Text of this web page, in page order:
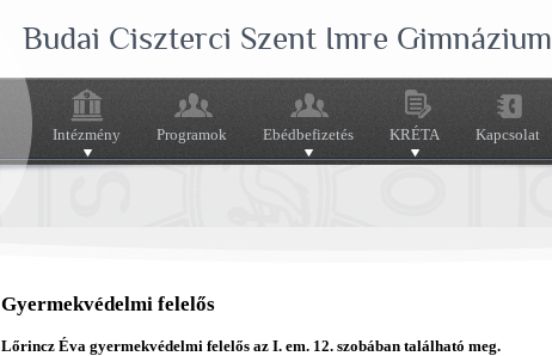
Budai Ciszterci Szent Imre Gimnázium
Intézmény Programok Ebédbefizetés KRÉTA Kapcsolat
Gyermekvédelmi felelős
Lőrincz Éva gyermekvédelmi felelős az I. em. 12. szobában található meg.